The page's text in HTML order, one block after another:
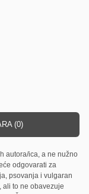
(0)
autora/ica, a ne nužno
odgovarati za
psovanja i vulgaran
to ne obavezuje